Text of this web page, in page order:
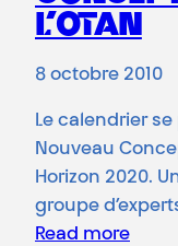
L’OTAN
8 octobre 2010
Le calendrier
Nouveau
Horizon 2020.
groupe
Read more